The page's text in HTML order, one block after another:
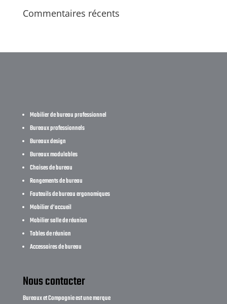
Commentaires récents
Mobilier de bureau professionnel
Bureaux professionnels
Bureaux design
Bureaux modulables
Chaises de bureau
Rangements de bureau
Fauteuils de bureau ergonomiques
Mobilier d’accueil
Mobilier salle de réunion
Tables de réunion
Accessoires de bureau
Nous contacter
Bureaux et Compagnie est une marque